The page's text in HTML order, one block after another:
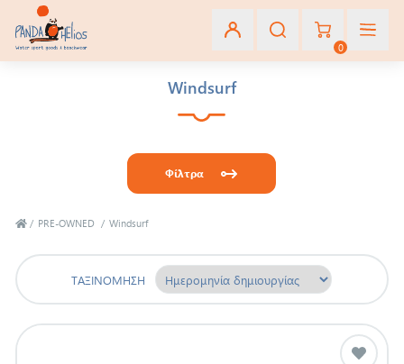
Εγγραφή
Σύνδεση
Αγαπημένα(0)
0
Windsurf
Φίλτρα
/ PRE-OWNED / Windsurf
ΤΑΞΙΝΌΜΗΣΗ